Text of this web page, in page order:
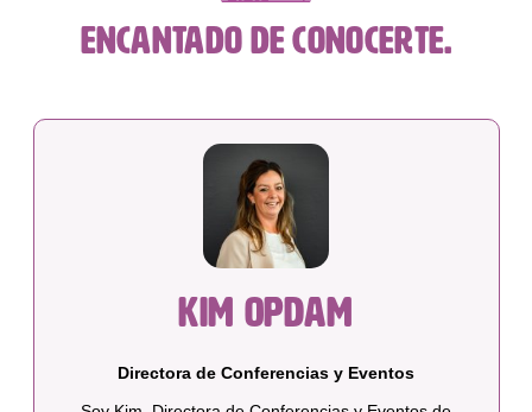
Encantado de conocerte.
Kim Opdam
Directora de Conferencias y Eventos